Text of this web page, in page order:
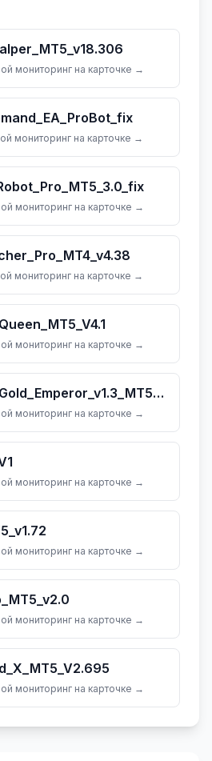
мониторинг на карточке →
мониторинг на карточке →
мониторинг на карточке →
мониторинг на карточке →
мониторинг на карточке →
Quantum_Gold_Emperor_v1.3_MT5_(dll_5883)
мониторинг на карточке →
мониторинг на карточке →
мониторинг на карточке →
мониторинг на карточке →
мониторинг на карточке →